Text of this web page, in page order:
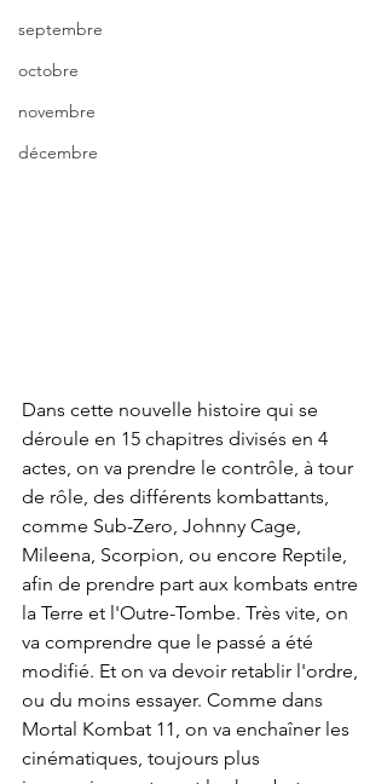
septembre
octobre
novembre
décembre
Dans cette nouvelle histoire qui se
déroule en 15 chapitres divisés en 4
actes, on va prendre le contrôle, à tour
de rôle, des différents kombattants,
comme Sub-Zero, Johnny Cage,
Mileena, Scorpion, ou encore Reptile,
afin de prendre part aux kombats entre
la Terre et l'Outre-Tombe. Très vite, on
va comprendre que le passé a été
modifié. Et on va devoir retablir l'ordre,
ou du moins essayer. Comme dans
Mortal Kombat 11, on va enchaîner les
cinématiques, toujours plus